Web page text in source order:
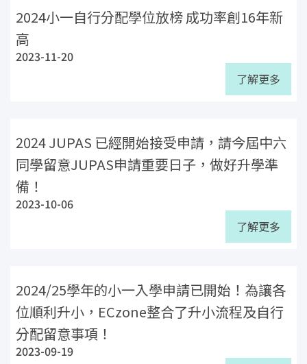
2024小一自行分配學位放榜 成功率創16年新
高
2023-11-20
了解更多
2024 JUPAS 已經開始接受申請，請今屆中六
同學留意JUPAS申請重要日子，做好升學準
備！
2023-10-06
了解更多
2024/25學年的小一入學申請已開始！為讓各
位順利升小，ECzone整合了升小流程及自行
分配留意事項！
2023-09-19